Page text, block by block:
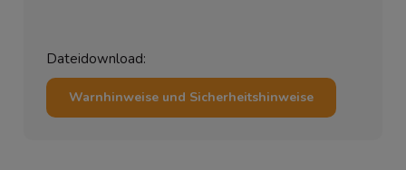
Dateidownload:
Warnhinweise und Sicherheitshinweise